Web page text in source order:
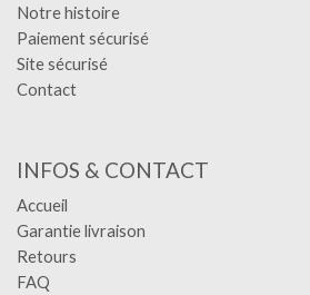
Notre histoire
Paiement sécurisé
Site sécurisé
Contact
INFOS & CONTACT
Accueil
Garantie livraison
Retours
FAQ